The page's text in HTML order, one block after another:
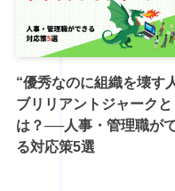
“優秀なのに組織を壊す
ブリリアントジャークと
は？──人事・管理職が
る対応策5選